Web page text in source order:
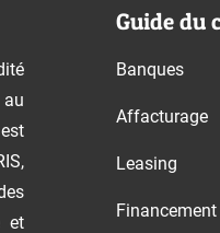
et
Guide du
Banques
Affacturage
Leasing